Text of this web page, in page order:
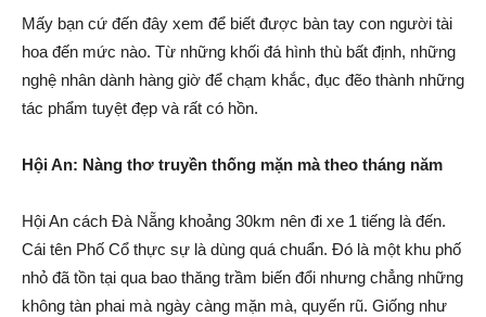
Mấy bạn cứ đến đây xem để biết được bàn tay con người tài
hoa đến mức nào. Từ những khối đá hình thù bất định, những
nghệ nhân dành hàng giờ để chạm khắc, đục đẽo thành những
tác phẩm tuyệt đẹp và rất có hồn.
Hội An: Nàng thơ truyền thống mặn mà theo tháng năm
Hội An cách Đà Nẵng khoảng 30km nên đi xe 1 tiếng là đến.
Cái tên Phố Cổ thực sự là dùng quá chuẩn. Đó là một khu phố
nhỏ đã tồn tại qua bao thăng trầm biến đổi nhưng chẳng những
không tàn phai mà ngày càng mặn mà, quyến rũ. Giống như